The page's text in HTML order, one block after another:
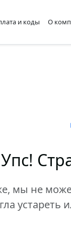
и коды О
Упс!
мы не
устареть